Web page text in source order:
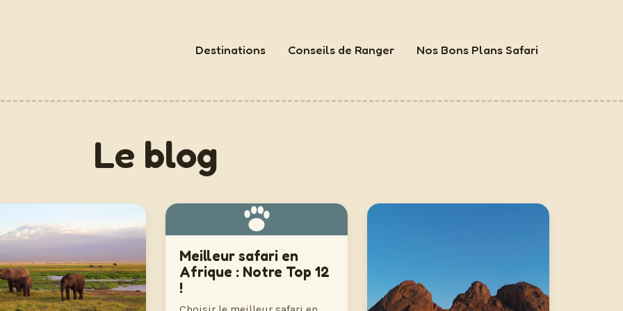
Destinations Conseils de Ranger Nos Bons Plans Safari
Le blog
Meilleur safari en
Afrique : Notre Top 12
!